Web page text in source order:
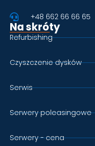
+48 662 66 66 65
Na skróty
Refurbishing
Czyszczenie dysków
Serwis
Serwery poleasingowe
Serwery - cena